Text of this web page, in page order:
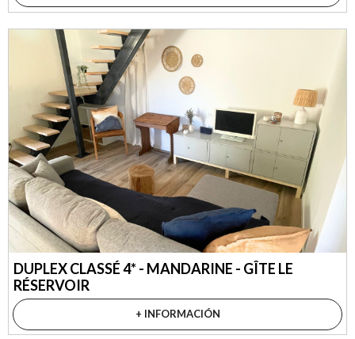
DUPLEX CLASSÉ 4* - MANDARINE - GÎTE LE
RÉSERVOIR
+ INFORMACIÓN